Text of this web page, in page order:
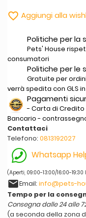
 Aggiungi alla
Politiche per la
Pets' House
consumatori
Politiche per le
Gratuite per
verrà spedita con GLS
Pagamenti
- Carta di Credito
Bancario -
Contattaci
Telefono: 0813192027
Whatsapp
(Aperti, 09:00-13:00/16:00-
emailEmail: info@pets-
Tempo per la
Consegna dalle 24 alle
(a seconda della zona